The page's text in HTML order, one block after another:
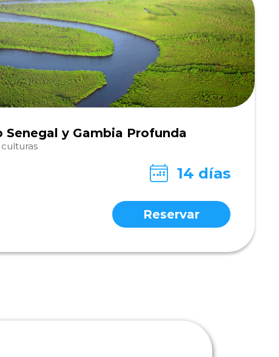
Senegal y Gambia Profunda
14 días
Reservar